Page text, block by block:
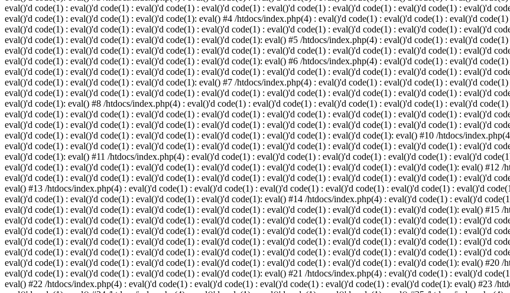
eval()'d code(1) : eval()'d code(1) : eval()'d code(1) : eval()'d code(1) : eval()'d code(1) : eval()'d code(1) : eval()'d code(1) : eval()'d
eval()'d code(1) : eval()'d code(1) : eval()'d code(1): eval() #4 /htdocs/index.php(4) : eval()'d code(1) : eval()'d code(1) : eval()'d
eval()'d code(1) : eval()'d code(1) : eval()'d code(1) : eval()'d code(1) : eval()'d code(1) : eval()'d code(1) : eval()'d code(1) : eval()'d
eval()'d code(1) : eval()'d code(1) : eval()'d code(1) : eval()'d code(1): eval() #5 /htdocs/index.php(4) : eval()'d code(1) : eval()'d
eval()'d code(1) : eval()'d code(1) : eval()'d code(1) : eval()'d code(1) : eval()'d code(1) : eval()'d code(1) : eval()'d code(1) : eval()'d
eval()'d code(1) : eval()'d code(1) : eval()'d code(1) : eval()'d code(1): eval() #6 /htdocs/index.php(4) : eval()'d code(1) : eval()'d
eval()'d code(1) : eval()'d code(1) : eval()'d code(1) : eval()'d code(1) : eval()'d code(1) : eval()'d code(1) : eval()'d code(1) : eval()'d
eval()'d code(1) : eval()'d code(1) : eval()'d code(1): eval() #7 /htdocs/index.php(4) : eval()'d code(1) : eval()'d code(1) : eval()'d
eval()'d code(1) : eval()'d code(1) : eval()'d code(1) : eval()'d code(1) : eval()'d code(1) : eval()'d code(1) : eval()'d code(1) : eval()'d
eval()'d code(1): eval() #8 /htdocs/index.php(4) : eval()'d code(1) : eval()'d code(1) : eval()'d code(1) : eval()'d code(1) : eval()'d
eval()'d code(1) : eval()'d code(1) : eval()'d code(1) : eval()'d code(1) : eval()'d code(1) : eval()'d code(1) : eval()'d code(1) : eval()'d
eval()'d code(1) : eval()'d code(1) : eval()'d code(1) : eval()'d code(1) : eval()'d code(1) : eval()'d code(1) : eval()'d code(1) : eval()'d
eval()'d code(1) : eval()'d code(1) : eval()'d code(1) : eval()'d code(1) : eval()'d code(1) : eval()'d code(1): eval() #10 /htdocs/
eval()'d code(1) : eval()'d code(1) : eval()'d code(1) : eval()'d code(1) : eval()'d code(1) : eval()'d code(1) : eval()'d code(1) : eval()'d
eval()'d code(1): eval() #11 /htdocs/index.php(4) : eval()'d code(1) : eval()'d code(1) : eval()'d code(1) : eval()'d code(1) : eval()'d
eval()'d code(1) : eval()'d code(1) : eval()'d code(1) : eval()'d code(1) : eval()'d code(1) : eval()'d code(1) : eval()'d code(1): eval() #12
eval()'d code(1) : eval()'d code(1) : eval()'d code(1) : eval()'d code(1) : eval()'d code(1) : eval()'d code(1) : eval()'d code(1) : eval()'d
eval() #13 /htdocs/index.php(4) : eval()'d code(1) : eval()'d code(1) : eval()'d code(1) : eval()'d code(1) : eval()'d code(1) : eval()'d
eval()'d code(1) : eval()'d code(1) : eval()'d code(1) : eval()'d code(1): eval() #14 /htdocs/index.php(4) : eval()'d code(1) : eval()'d
eval()'d code(1) : eval()'d code(1) : eval()'d code(1) : eval()'d code(1) : eval()'d code(1) : eval()'d code(1) : eval()'d code(1): eval() #15
eval()'d code(1) : eval()'d code(1) : eval()'d code(1) : eval()'d code(1) : eval()'d code(1) : eval()'d code(1) : eval()'d code(1) : eval()'d
eval()'d code(1) : eval()'d code(1) : eval()'d code(1) : eval()'d code(1) : eval()'d code(1) : eval()'d code(1) : eval()'d code(1) : eval()'d
eval()'d code(1) : eval()'d code(1) : eval()'d code(1) : eval()'d code(1) : eval()'d code(1) : eval()'d code(1) : eval()'d code(1) : eval()'d
eval()'d code(1) : eval()'d code(1) : eval()'d code(1) : eval()'d code(1) : eval()'d code(1) : eval()'d code(1) : eval()'d code(1) : eval()'d
eval()'d code(1) : eval()'d code(1) : eval()'d code(1) : eval()'d code(1) : eval()'d code(1) : eval()'d code(1) : eval()'d code(1): eval() #20
eval()'d code(1) : eval()'d code(1) : eval()'d code(1) : eval()'d code(1): eval() #21 /htdocs/index.php(4) : eval()'d code(1) : eval()'d
eval() #22 /htdocs/index.php(4) : eval()'d code(1) : eval()'d code(1) : eval()'d code(1) : eval()'d code(1) : eval()'d code(1): eval() #23 /